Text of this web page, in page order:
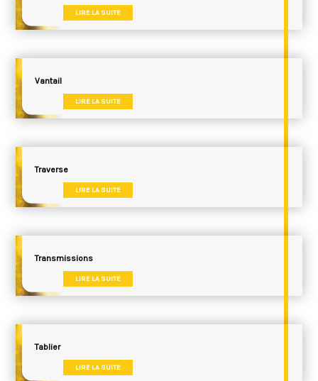
LIRE LA SUITE
Vantail
LIRE LA SUITE
Traverse
LIRE LA SUITE
Transmissions
LIRE LA SUITE
Tablier
LIRE LA SUITE